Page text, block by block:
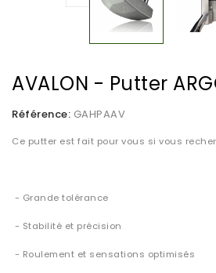
AVALON - Putter
Référence: GAHPAAV
Ce putter est fait pour vous si vous
- Grande tolérance
- Stabilité et précision
- Roulement et sensations optimisés